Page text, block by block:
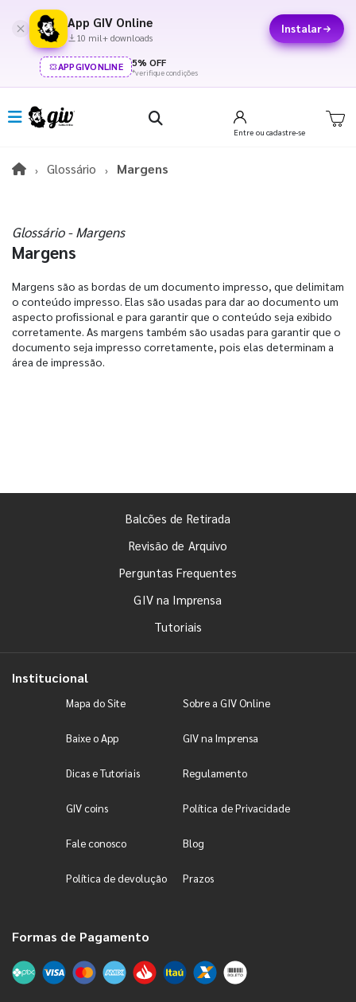
App GIV Online
10 mil+ downloads
Instalar
APPGIVONLINE 5% OFF
*verifique condições
Entre ou cadastre-se
Glossário Margens
Glossário - Margens
Margens
Margens são as bordas de um documento impresso, que delimitam
o conteúdo impresso. Elas são usadas para dar ao documento um
aspecto profissional e para garantir que o conteúdo seja exibido
corretamente. As margens também são usadas para garantir que o
documento seja impresso corretamente, pois elas determinam a
área de impressão.
Balcões de Retirada
Revisão de Arquivo
Perguntas Frequentes
GIV na Imprensa
Tutoriais
Institucional
Mapa do Site Sobre a GIV Online
Baixe o App GIV na Imprensa
Dicas e Tutoriais Regulamento
GIV coins Política de Privacidade
Fale conosco Blog
Política de devolução Prazos
Formas de Pagamento